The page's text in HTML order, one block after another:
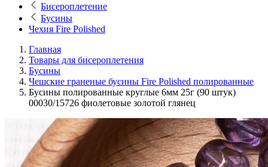
Бисероплетение
Бусины
Чехия Fire Polished
Главная
Товары для бисероплетения
Бусины
Чешские граненые бусины Fire Polished полированные
Бусины полированные круглые 6мм 25г (90 штук)
00030/15726 фиолетовые золотой глянец